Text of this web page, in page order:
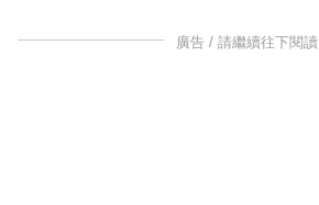
廣告 / 請繼續往下閱讀